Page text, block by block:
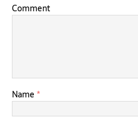
Comment
Name *